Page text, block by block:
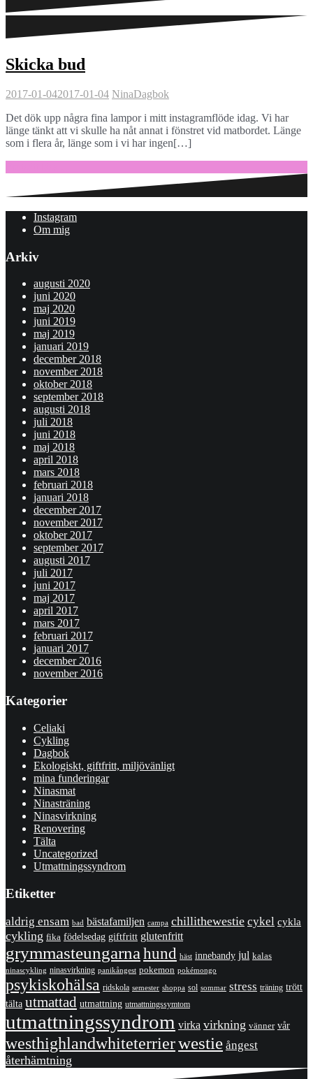
Skicka bud
2017-01-042017-01-04 NinaDagbok
Det dök upp några fina lampor i mitt instagramflöde idag. Vi har
länge tänkt att vi skulle ha nåt annat i fönstret vid matbordet. Länge
som i flera år, länge som i vi har ingen[…]
Instagram
Om mig
Arkiv
augusti 2020
juni 2020
maj 2020
juni 2019
maj 2019
januari 2019
december 2018
november 2018
oktober 2018
september 2018
augusti 2018
juli 2018
juni 2018
maj 2018
april 2018
mars 2018
februari 2018
januari 2018
december 2017
november 2017
oktober 2017
september 2017
augusti 2017
juli 2017
juni 2017
maj 2017
april 2017
mars 2017
februari 2017
januari 2017
december 2016
november 2016
Kategorier
Celiaki
Cykling
Dagbok
Ekologiskt, giftfritt, miljövänligt
mina funderingar
Ninasmat
Ninasträning
Ninasvirkning
Renovering
Tälta
Uncategorized
Utmattningssyndrom
Etiketter
aldrig ensam bad bästafamiljen campa chillithewestie cykel cykla
cykling fika födelsedag giftfritt glutenfritt
grymmasteungarna hund häst innebandy jul kalas
ninascykling ninasvirkning panikångest pokemon pokémongo
psykiskohälsa ridskola semester shoppa sol sommar stress träning trött
tälta utmattad utmattning utmattningssymtom
utmattningssyndrom virka virkning vänner vår
westhighlandwhiteterrierwestie ångest
återhämtning